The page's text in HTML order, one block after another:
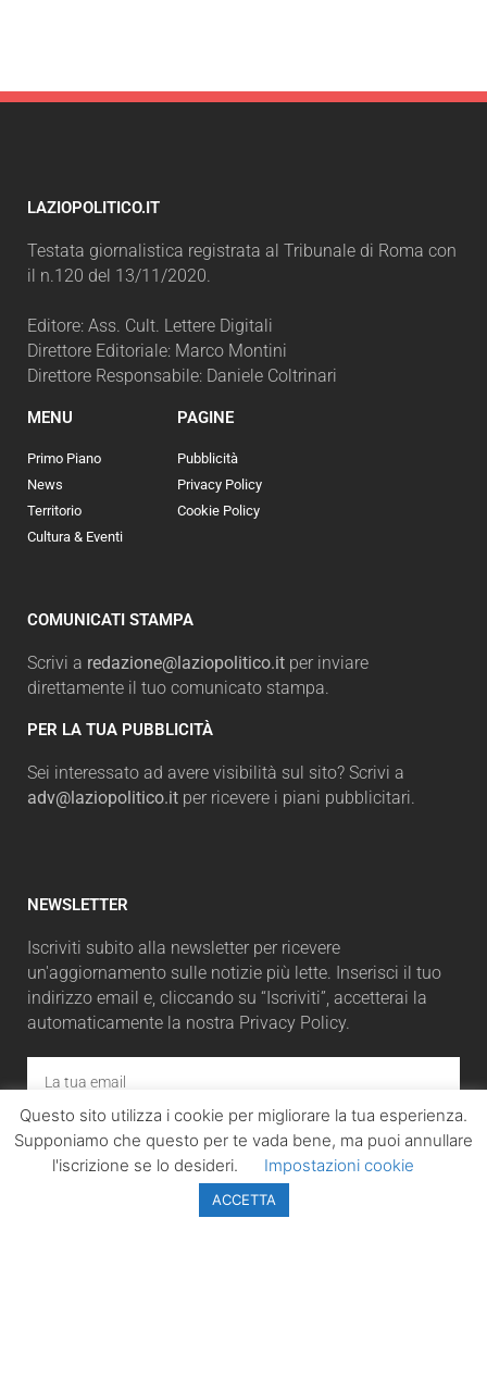
LAZIOPOLITICO.IT
Testata giornalistica registrata al Tribunale di Roma con
il n.120 del 13/11/2020.
Editore: Ass. Cult. Lettere Digitali
Direttore Editoriale: Marco Montini
Direttore Responsabile: Daniele Coltrinari
MENU
Primo Piano
News
Territorio
Cultura & Eventi
PAGINE
Pubblicità
Privacy Policy
Cookie Policy
COMUNICATI STAMPA
Scrivi a redazione@laziopolitico.it per inviare
direttamente il tuo comunicato stampa.
PER LA TUA PUBBLICITÀ
Sei interessato ad avere visibilità sul sito? Scrivi a
adv@laziopolitico.it per ricevere i piani pubblicitari.
NEWSLETTER
Iscriviti subito alla newsletter per ricevere
un'aggiornamento sulle notizie più lette. Inserisci il tuo
indirizzo email e, cliccando su “Iscriviti”, accetterai la
automaticamente la nostra Privacy Policy.
ISCRIVITI
Questo sito utilizza i cookie per migliorare la tua esperienza.
Supponiamo che questo per te vada bene, ma puoi annullare
l'iscrizione se lo desideri.
Impostazioni cookie
ACCETTA